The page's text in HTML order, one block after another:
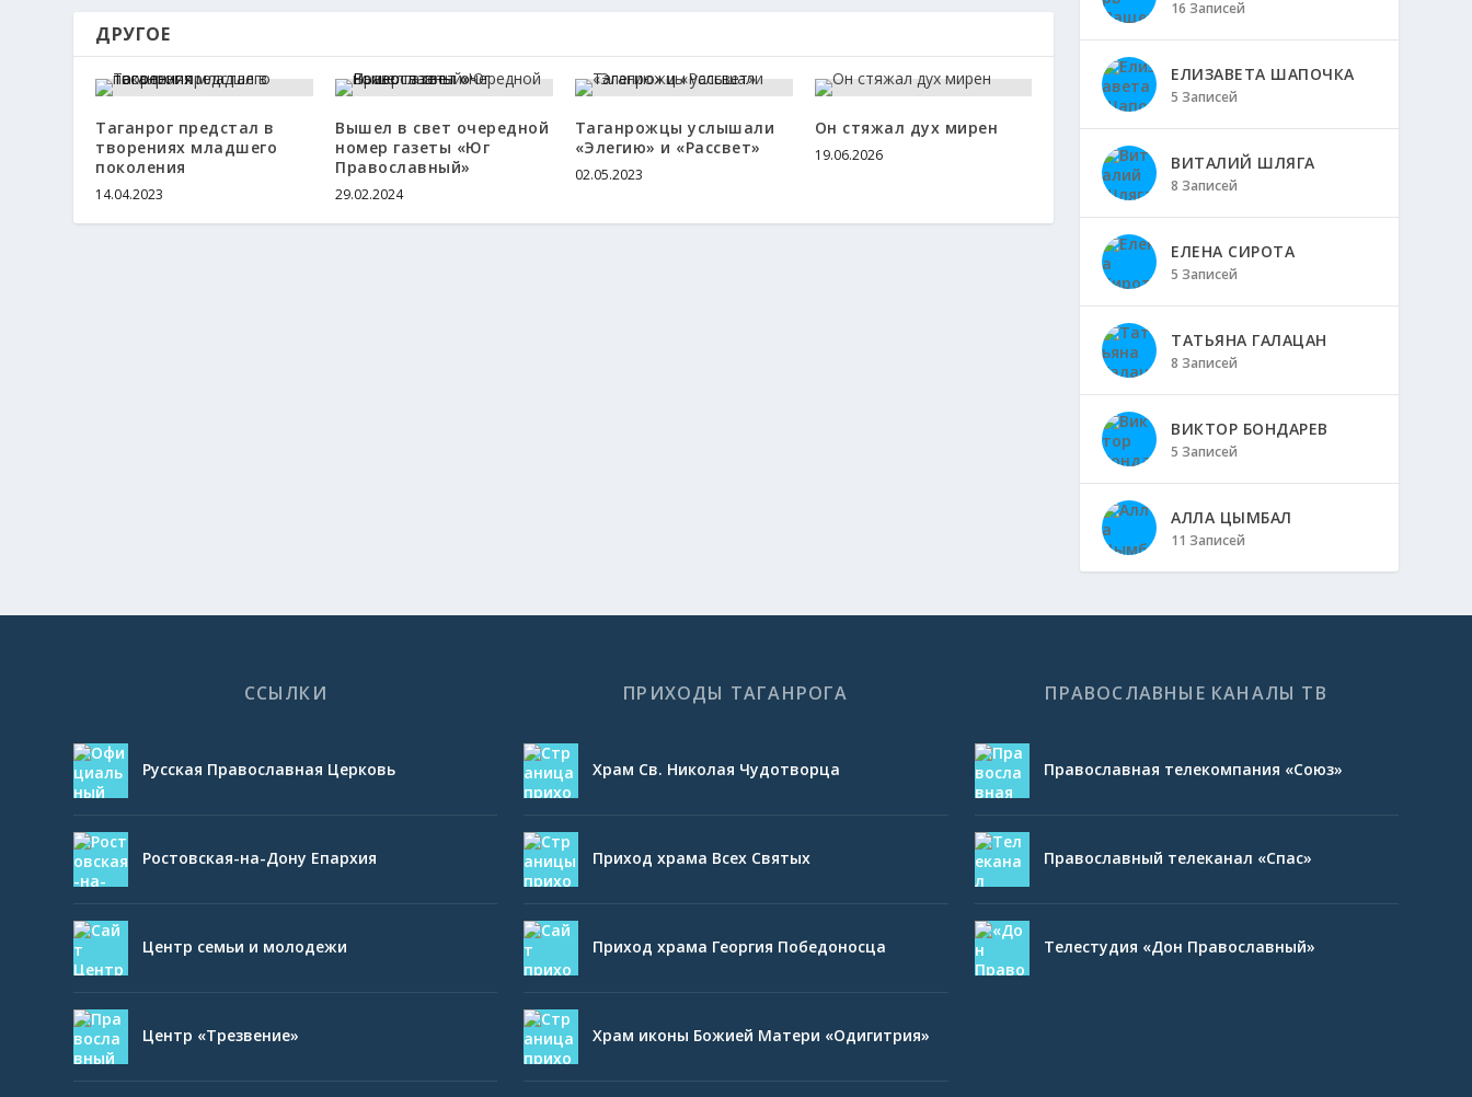
ДРУГОЕ
Таганрог предстал в
творениях младшего
поколения
14.04.2023
Вышел в свет очередной
номер газеты «Юг
Православный»
29.02.2024
Таганрожцы услышали
«Элегию» и «Рассвет»
02.05.2023
Он стяжал дух мирен
19.06.2026
16 Записей
ЕЛИЗАВЕТА ШАПОЧКА
5 Записей
ВИТАЛИЙ ШЛЯГА
8 Записей
ЕЛЕНА СИРОТА
5 Записей
ТАТЬЯНА ГАЛАЦАН
8 Записей
ВИКТОР БОНДАРЕВ
5 Записей
АЛЛА ЦЫМБАЛ
11 Записей
ССЫЛКИ
Русская Православная Церковь
Ростовская-на-Дону Епархия
Центр семьи и молодежи
Центр «Трезвение»
ПРИХОДЫ ТАГАНРОГА
Храм Св. Николая Чудотворца
Приход храма Всех Святых
Приход храма Георгия Победоносца
Храм иконы Божией Матери «Одигитрия»
ПРАВОСЛАВНЫЕ КАНАЛЫ ТВ
Православная телекомпания «Союз»
Православный телеканал «Спас»
Телестудия «Дон Православный»